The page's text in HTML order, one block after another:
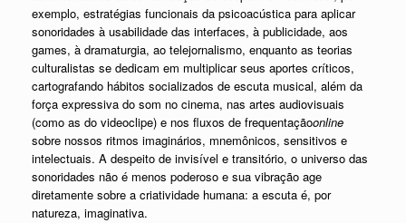
exemplo, estratégias funcionais da psicoacústica para aplicar
sonoridades à usabilidade das interfaces, à publicidade, aos
games, à dramaturgia, ao telejornalismo, enquanto as teorias
culturalistas se dedicam em multiplicar seus aportes críticos,
cartografando hábitos socializados de escuta musical, além da
força expressiva do som no cinema, nas artes audiovisuais
(como as do videoclipe) e nos fluxos de frequentaçãoonline
sobre nossos ritmos imaginários, mnemônicos, sensitivos e
intelectuais. A despeito de invisível e transitório, o universo das
sonoridades não é menos poderoso e sua vibração age
diretamente sobre a criatividade humana: a escuta é, por
natureza, imaginativa.